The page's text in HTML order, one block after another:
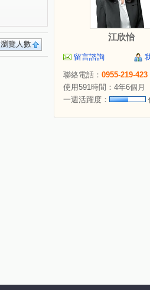
瀏覽人數
江欣怡
留言諮詢
聯絡電話： 0955-219-423
使用591時間：4年6個月
一週活躍度：